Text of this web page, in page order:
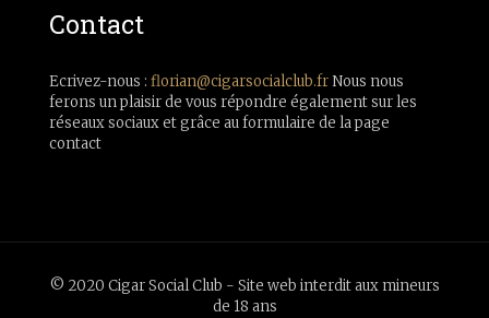
Contact
Ecrivez-nous : florian@cigarsocialclub.frNous nous
ferons un plaisir de vous répondre également sur les
réseaux sociaux et grâce au formulaire de la page
contact
© 2020 Cigar Social Club - Site web interdit aux mineurs
de 18 ans